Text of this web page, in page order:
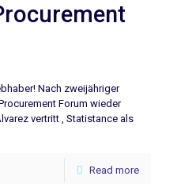
Nach zweijähriger
Forum wieder
vertritt , Statistance als
Read more